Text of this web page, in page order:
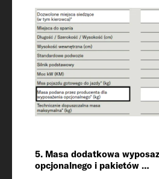
5. Masa dodatkowa
opcjonalnego i pakietów …
Rozmiar łóżka z tyłu
210 x 85 / 205 x 80
Rozmiar środkowego
175 x 100